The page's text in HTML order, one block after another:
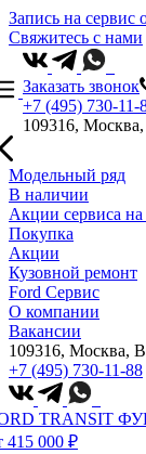
Запись на сервис
Свяжитесь с нами
Заказать звонок
+7 (495) 730-11-
109316, Москва,
Модельный ряд
В наличии
Акции сервиса
Покупка
Акции
Кузовной ремонт
Ford Сервис
О компании
Вакансии
109316, Москва,
+7 (495) 730-11-88
TRANSIT
415 000 ₽